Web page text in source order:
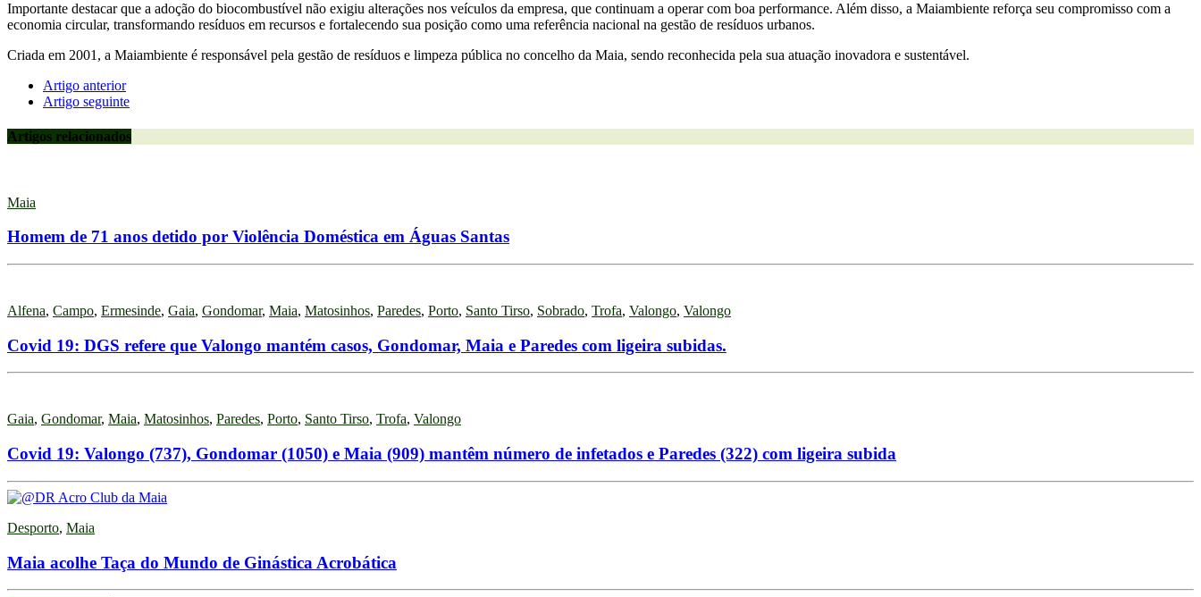
Importante destacar que a adoção do biocombustível não exigiu alterações nos veículos da empresa, que continuam a operar com boa performance. Além disso, a Maiambiente reforça seu compromisso com a
economia circular, transformando resíduos em recursos e fortalecendo sua posição como uma referência nacional na gestão de resíduos urbanos.
Criada em 2001, a Maiambiente é responsável pela gestão de resíduos e limpeza pública no concelho da Maia, sendo reconhecida pela sua atuação inovadora e sustentável.
Artigo anterior
Artigo seguinte
Artigos relacionados
Maia
Homem de 71 anos detido por Violência Doméstica em Águas Santas
Alfena, Campo, Ermesinde, Gaia, Gondomar, Maia, Matosinhos, Paredes, Porto, Santo Tirso, Sobrado, Trofa, Valongo, Valongo
Covid 19: DGS refere que Valongo mantém casos, Gondomar, Maia e Paredes com ligeira subidas.
Gaia, Gondomar, Maia, Matosinhos, Paredes, Porto, Santo Tirso, Trofa, Valongo
Covid 19: Valongo (737), Gondomar (1050) e Maia (909) mantêm número de infetados e Paredes (322) com ligeira subida
Desporto, Maia
Maia acolhe Taça do Mundo de Ginástica Acrobática